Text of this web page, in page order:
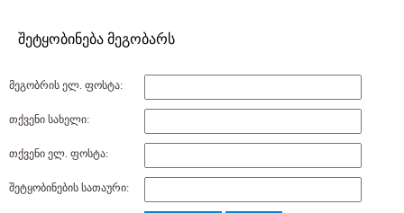
შეტყობინება მეგობარს
მეგობრის ელ. ფოსტა:
თქვენი სახელი:
თქვენი ელ. ფოსტა:
შეტყობინების სათაური: